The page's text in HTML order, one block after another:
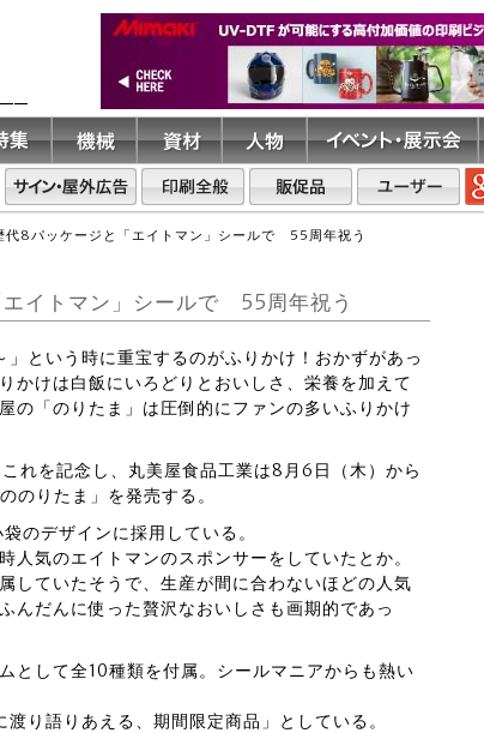
――
代8パッケージと「エイトマン」シールで 55周年祝う
イトマン」シールで 55周年祝う
という時に重宝するのがふりかけ！おかずがあっ
かけは白飯にいろどりとおいしさ、栄養を加えて
の「のりたま」は圧倒的にファンの多いふりかけ
れを記念し、丸美屋食品工業は8月6日（木）から
りたま」を発売する。
のデザインに採用している。
気のエイトマンのスポンサーをしていたとか。
していたそうで、生産が間に合わないほどの人気
んだんに使った贅沢なおいしさも画期的であっ
として全10種類を付属。シールマニアからも熱い
り語りあえる、期間限定商品」としている。